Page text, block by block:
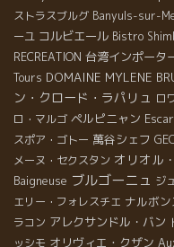
ストラスブルグ Banyuls-sur-
ーユ コルビエール Bistro
RECREATION 台湾インポータ
Tours DOMAINE MYLENE
ン・クロード・ラパリュ ロ
ロ・マルゴ ペルピニャン
スポア・ゴトー 萬谷シェフ
メーヌ・セクスタン オリオル
Baigneuse ブルゴーニュ ジ
エリー・フォレスチエ ナルボン
ラコン アレクサンドル・バン
ッシモ オリヴィエ・クザン